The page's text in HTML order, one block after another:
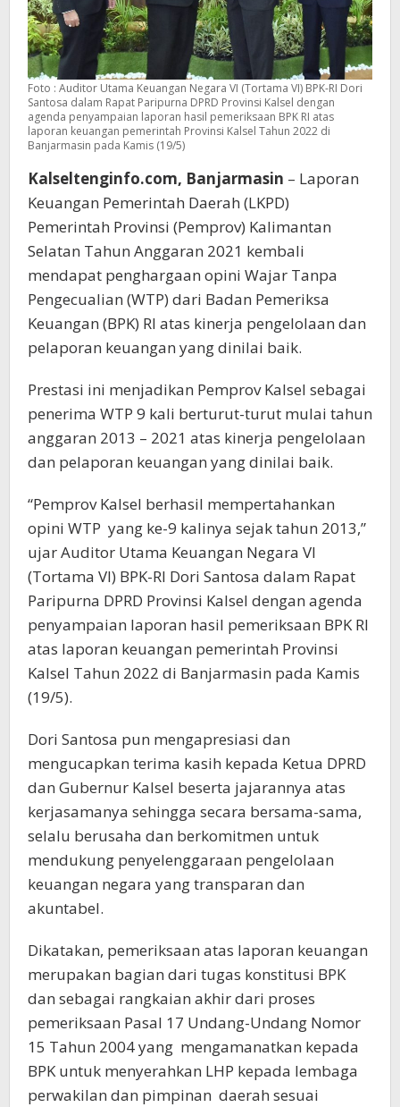
Foto : Auditor Utama Keuangan Negara VI (Tortama VI) BPK-RI Dori
Santosa dalam Rapat Paripurna DPRD Provinsi Kalsel dengan
agenda penyampaian laporan hasil pemeriksaan BPK RI atas
laporan keuangan pemerintah Provinsi Kalsel Tahun 2022 di
Banjarmasin pada Kamis (19/5)
Kalseltenginfo.com, Banjarmasin – Laporan
Keuangan Pemerintah Daerah (LKPD)
Pemerintah Provinsi (Pemprov) Kalimantan
Selatan Tahun Anggaran 2021 kembali
mendapat penghargaan opini Wajar Tanpa
Pengecualian (WTP) dari Badan Pemeriksa
Keuangan (BPK) RI atas kinerja pengelolaan dan
pelaporan keuangan yang dinilai baik.
Prestasi ini menjadikan Pemprov Kalsel sebagai
penerima WTP 9 kali berturut-turut mulai tahun
anggaran 2013 – 2021 atas kinerja pengelolaan
dan pelaporan keuangan yang dinilai baik.
“Pemprov Kalsel berhasil mempertahankan
opini WTP yang ke-9 kalinya sejak tahun 2013,”
ujar Auditor Utama Keuangan Negara VI
(Tortama VI) BPK-RI Dori Santosa dalam Rapat
Paripurna DPRD Provinsi Kalsel dengan agenda
penyampaian laporan hasil pemeriksaan BPK RI
atas laporan keuangan pemerintah Provinsi
Kalsel Tahun 2022 di Banjarmasin pada Kamis
(19/5).
Dori Santosa pun mengapresiasi dan
mengucapkan terima kasih kepada Ketua DPRD
dan Gubernur Kalsel beserta jajarannya atas
kerjasamanya sehingga secara bersama-sama,
selalu berusaha dan berkomitmen untuk
mendukung penyelenggaraan pengelolaan
keuangan negara yang transparan dan
akuntabel.
Dikatakan, pemeriksaan atas laporan keuangan
merupakan bagian dari tugas konstitusi BPK
dan sebagai rangkaian akhir dari proses
pemeriksaan Pasal 17 Undang-Undang Nomor
15 Tahun 2004 yang mengamanatkan kepada
BPK untuk menyerahkan LHP kepada lembaga
perwakilan dan pimpinan daerah sesuai